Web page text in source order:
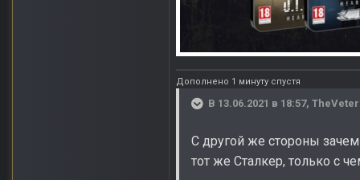
Дополнено 1 минуту спустя
В 13.06.2021 в 18:57,
С другой же стороны
тот же Сталкер, только с